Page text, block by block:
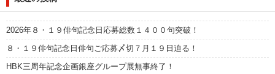
2026年８・１９俳句記念日応募総数１４００句突破！
８・１９俳句記念日俳句ご応募〆切７月１９日迫る！
HBK三周年記念企画銀座グループ展無事終了！